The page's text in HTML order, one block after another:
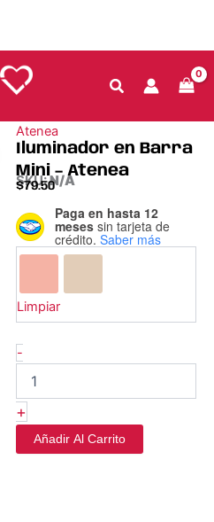
Atenea
Iluminador en Barra
Mini – Atenea
SKU:N/A
$79.50
Paga en hasta 12
meses sin tarjeta de
crédito. Saber más
Limpiar
-
Iluminador
en
Barra
Atenea
cantidad
+
Añadir Al Carrito